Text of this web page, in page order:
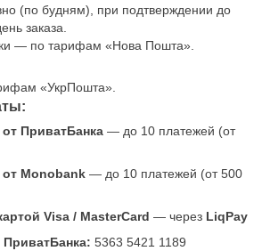
(по будням), при подтверждении до
заказа.
— по тарифам «Нова Пошта».
«УкрПошта».
ПриватБанка — до 10 платежей (от
Monobank — до 10 платежей (от 500
Visa / MasterCard — через LiqPay
ПриватБанка: 5363 5421 1189